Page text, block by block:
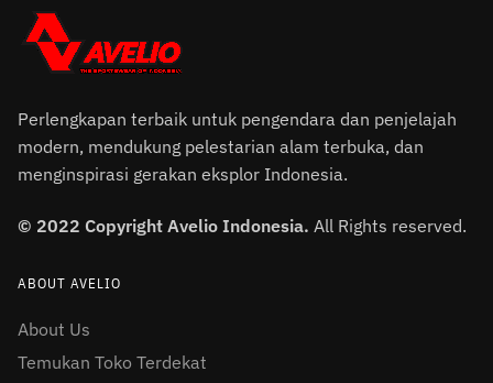
Perlengkapan terbaik untuk pengendara dan penjelajah
modern, mendukung pelestarian alam terbuka, dan
menginspirasi gerakan eksplor Indonesia.
© 2022 Copyright Avelio Indonesia. All Rights reserved.
ABOUT AVELIO
About Us
Temukan Toko Terdekat